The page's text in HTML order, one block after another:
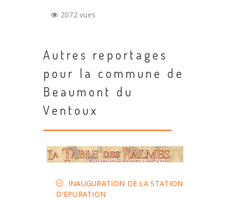
2072 vues
Autres reportages
pour la commune de
Beaumont du
Ventoux
INAUGURATION DE LA STATION
D'EPURATION